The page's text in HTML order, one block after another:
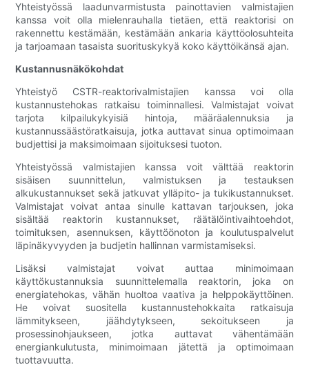
Yhteistyössä laadunvarmistusta painottavien valmistajien
kanssa voit olla mielenrauhalla tietäen, että reaktorisi on
rakennettu kestämään, kestämään ankaria käyttöolosuhteita
ja tarjoamaan tasaista suorituskykyä koko käyttöikänsä ajan.
Kustannusnäkökohdat
Yhteistyö CSTR-reaktorivalmistajien kanssa voi olla
kustannustehokas ratkaisu toiminnallesi. Valmistajat voivat
tarjota kilpailukykyisiä hintoja, määräalennuksia ja
kustannussäästöratkaisuja, jotka auttavat sinua optimoimaan
budjettisi ja maksimoimaan sijoituksesi tuoton.
Yhteistyössä valmistajien kanssa voit välttää reaktorin
sisäisen suunnittelun, valmistuksen ja testauksen
alkukustannukset sekä jatkuvat ylläpito- ja tukikustannukset.
Valmistajat voivat antaa sinulle kattavan tarjouksen, joka
sisältää reaktorin kustannukset, räätälöintivaihtoehdot,
toimituksen, asennuksen, käyttöönoton ja koulutuspalvelut
läpinäkyvyyden ja budjetin hallinnan varmistamiseksi.
Lisäksi valmistajat voivat auttaa minimoimaan
käyttökustannuksia suunnittelemalla reaktorin, joka on
energiatehokas, vähän huoltoa vaativa ja helppokäyttöinen.
He voivat suositella kustannustehokkaita ratkaisuja
lämmitykseen, jäähdytykseen, sekoitukseen ja
prosessinohjaukseen, jotka auttavat vähentämään
energiankulutusta, minimoimaan jätettä ja optimoimaan
tuottavuutta.